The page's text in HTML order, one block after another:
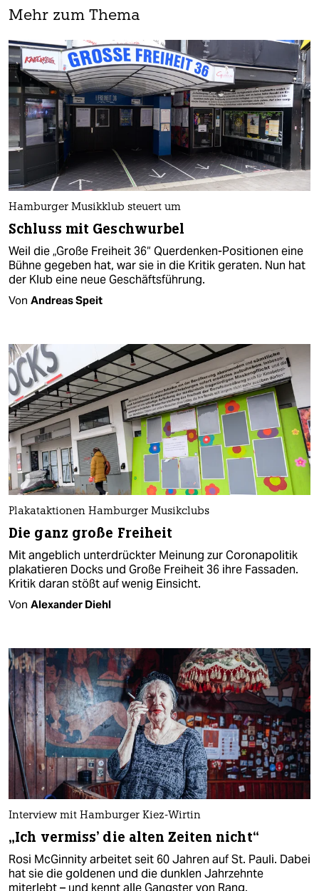
Mehr zum Thema
Hamburger Musikklub steuert um
Schluss mit Geschwurbel
Weil die „Große Freiheit 36“ Querdenken-Positionen eine
Bühne gegeben hat, war sie in die Kritik geraten. Nun hat
der Klub eine neue Geschäftsführung.
Von Andreas Speit
Plakataktionen Hamburger Musikclubs
Die ganz große Freiheit
Mit angeblich unterdrückter Meinung zur Coronapolitik
plakatieren Docks und Große Freiheit 36 ihre Fassaden.
Kritik daran stößt auf wenig Einsicht.
Von Alexander Diehl
Interview mit Hamburger Kiez-Wirtin
„Ich vermiss' die alten Zeiten nicht“
Rosi McGinnity arbeitet seit 60 Jahren auf St. Pauli. Dabei
hat sie die goldenen und die dunklen Jahrzehnte
miterlebt – und kennt alle Gangster von Rang.